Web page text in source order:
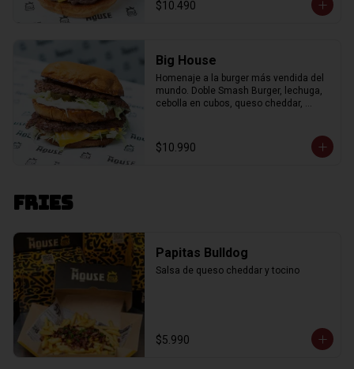
$10.490
Big House
Homenaje a la burger más vendida del
mundo. Doble Smash Burger, lechuga,
cebolla en cubos, queso cheddar,
$10.990
Fries
Papitas Bulldog
Salsa de queso cheddar y tocino
$5.990